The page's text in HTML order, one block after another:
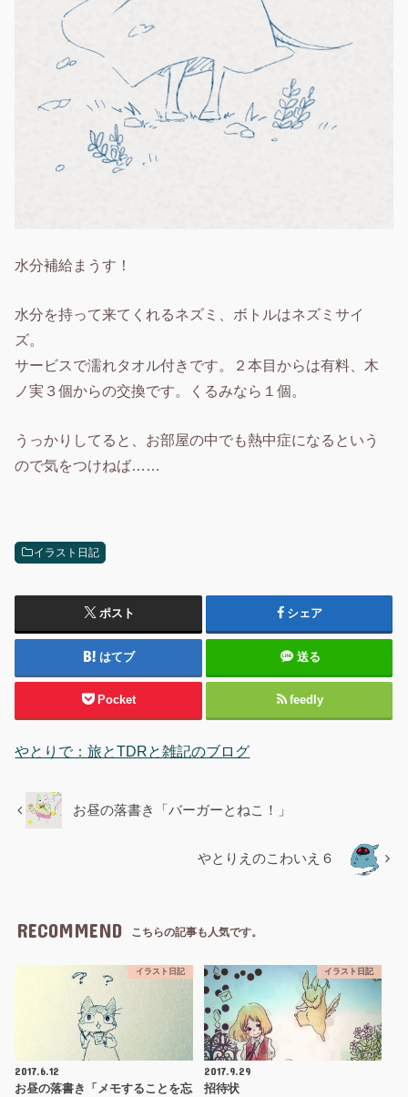
水分補給まうす！
水分を持って来てくれるネズミ、ボトルはネズミサイ
ズ。
サービスで濡れタオル付きです。２本目からは有料、木
ノ実３個からの交換です。くるみなら１個。
うっかりしてると、お部屋の中でも熱中症になるという
ので気をつけねば……
イラスト日記
ポスト シェア
はてブ 送る
Pocket feedly
やとりで：旅とTDRと雑記のブログ
お昼の落書き「バーガーとねこ！」
やとりえのこわいえ６
RECOMMEND こちらの記事も人気です。
イラスト日記
2017.6.12
お昼の落書き「メモすることを忘
イラスト日記
2017.9.29
招待状